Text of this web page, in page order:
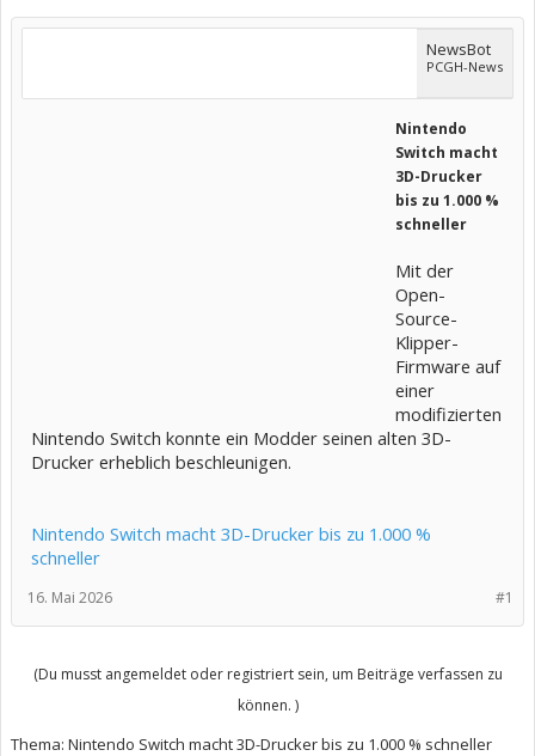
NewsBot
PCGH-News
Nintendo
Switch macht
3D-Drucker
bis zu 1.000 %
schneller
Mit der
Open-
Source-
Klipper-
Firmware auf
einer
modifizierten
Nintendo Switch konnte ein Modder seinen alten 3D-
Drucker erheblich beschleunigen.
Nintendo Switch macht 3D-Drucker bis zu 1.000 %
schneller
#1
16. Mai 2026
(Du musst angemeldet oder registriert sein, um Beiträge verfassen zu
können. )
Thema: Nintendo Switch macht 3D-Drucker bis zu 1.000 % schneller